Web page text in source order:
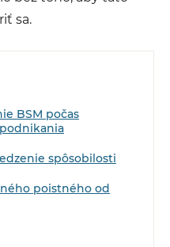
sa.
BSM počas
spôsobilosti
poistného od